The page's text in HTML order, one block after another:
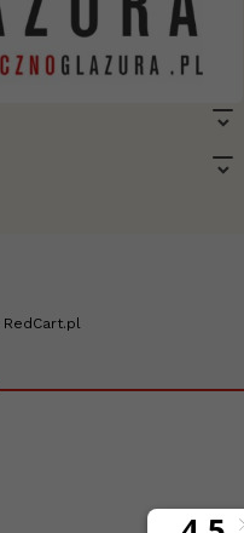
RedCart.pl